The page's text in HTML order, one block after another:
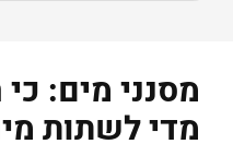
מסנני מים:
מדי לשתות